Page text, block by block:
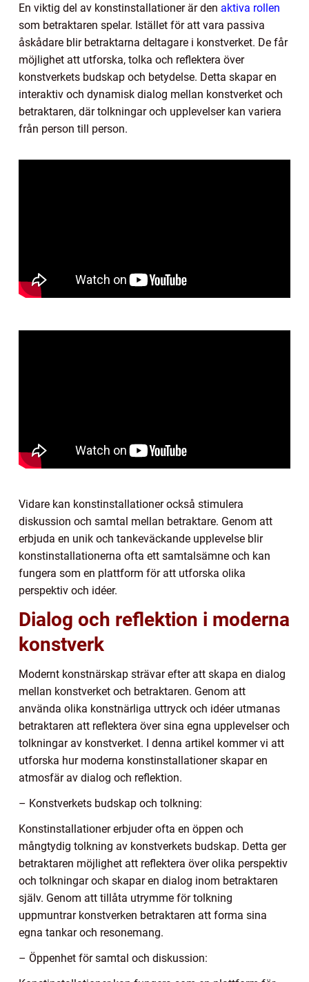
En viktig del av konstinstallationer är den aktiva rollen
som betraktaren spelar. Istället för att vara passiva
åskådare blir betraktarna deltagare i konstverket. De får
möjlighet att utforska, tolka och reflektera över
konstverkets budskap och betydelse. Detta skapar en
interaktiv och dynamisk dialog mellan konstverket och
betraktaren, där tolkningar och upplevelser kan variera
från person till person.
Vidare kan konstinstallationer också stimulera
diskussion och samtal mellan betraktare. Genom att
erbjuda en unik och tankeväckande upplevelse blir
konstinstallationerna ofta ett samtalsämne och kan
fungera som en plattform för att utforska olika
perspektiv och idéer.
Dialog och reflektion i moderna
konstverk
Modernt konstnärskap strävar efter att skapa en dialog
mellan konstverket och betraktaren. Genom att
använda olika konstnärliga uttryck och idéer utmanas
betraktaren att reflektera över sina egna upplevelser och
tolkningar av konstverket. I denna artikel kommer vi att
utforska hur moderna konstinstallationer skapar en
atmosfär av dialog och reflektion.
– Konstverkets budskap och tolkning:
Konstinstallationer erbjuder ofta en öppen och
mångtydig tolkning av konstverkets budskap. Detta ger
betraktaren möjlighet att reflektera över olika perspektiv
och tolkningar och skapar en dialog inom betraktaren
själv. Genom att tillåta utrymme för tolkning
uppmuntrar konstverken betraktaren att forma sina
egna tankar och resonemang.
– Öppenhet för samtal och diskussion: